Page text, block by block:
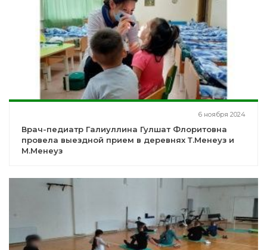
6 ноября 2024
Врач-педиатр Галиуллина Гулшат Флоритовна
провела выездной прием в деревнях Т.Менеуз и
М.Менеуз